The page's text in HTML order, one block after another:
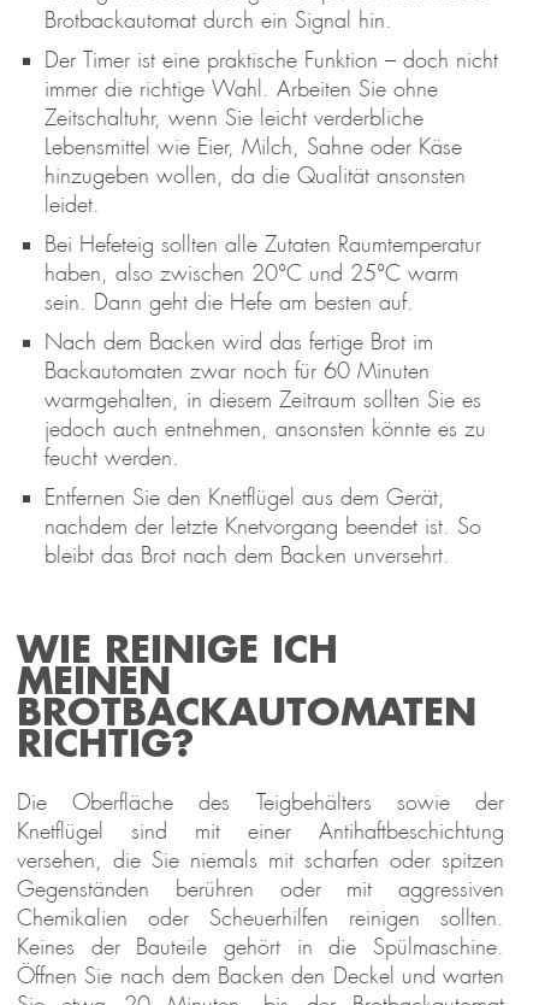
Brotbackautomat durch ein Signal hin.
Der Timer ist eine praktische Funktion – doch nicht
immer die richtige Wahl. Arbeiten Sie ohne
Zeitschaltuhr, wenn Sie leicht verderbliche
Lebensmittel wie Eier, Milch, Sahne oder Käse
hinzugeben wollen, da die Qualität ansonsten
leidet.
Bei Hefeteig sollten alle Zutaten Raumtemperatur
haben, also zwischen 20°C und 25°C warm
sein. Dann geht die Hefe am besten auf.
Nach dem Backen wird das fertige Brot im
Backautomaten zwar noch für 60 Minuten
warmgehalten, in diesem Zeitraum sollten Sie es
jedoch auch entnehmen, ansonsten könnte es zu
feucht werden.
Entfernen Sie den Knetflügel aus dem Gerät,
nachdem der letzte Knetvorgang beendet ist. So
bleibt das Brot nach dem Backen unversehrt.
WIE REINIGE ICH
MEINEN
BROTBACKAUTOMATEN
RICHTIG?
Die Oberfläche des Teigbehälters sowie der
Knetflügel sind mit einer Antihaftbeschichtung
versehen, die Sie niemals mit scharfen oder spitzen
Gegenständen berühren oder mit aggressiven
Chemikalien oder Scheuerhilfen reinigen sollten.
Keines der Bauteile gehört in die Spülmaschine.
Öffnen Sie nach dem Backen den Deckel und warten